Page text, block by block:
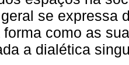
se expressa
forma como as
a dialética